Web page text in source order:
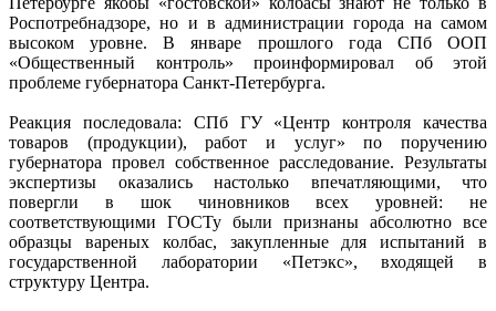
Роспотребнадзоре, но и в администрации города на самом
высоком уровне. В январе прошлого года СПб ООП
«Общественный контроль» проинформировал об этой
проблеме губернатора Санкт-Петербурга.
Реакция последовала: СПб ГУ «Центр контроля качества
товаров (продукции), работ и услуг» по поручению
губернатора провел собственное расследование. Результаты
экспертизы оказались настолько впечатляющими, что
повергли в шок чиновников всех уровней: не
соответствующими ГОСТу были признаны абсолютно все
образцы вареных колбас, закупленные для испытаний в
государственной лаборатории «Петэкс», входящей в
структуру Центра.